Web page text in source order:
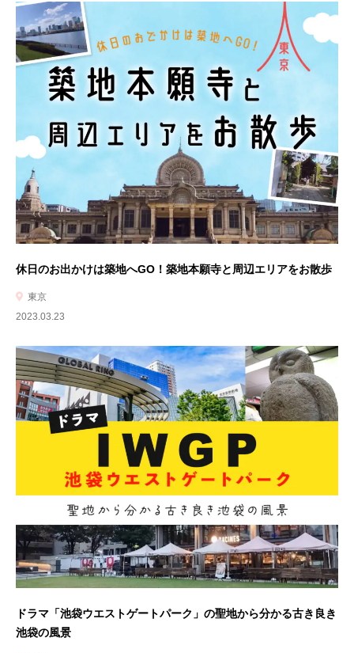
休日のお出かけは築地へGO！築地本願寺と周辺エリアをお散歩
東京
2023.03.23
ドラマ「池袋ウエストゲートパーク」の聖地から分かる古き良き
池袋の風景